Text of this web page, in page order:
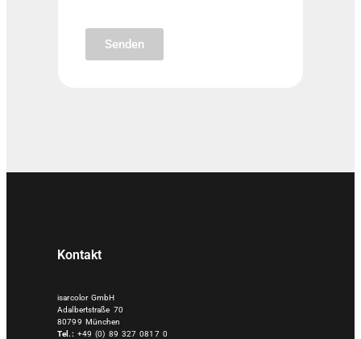
Senden
Kontakt
isarcolor GmbH
Adalbertstraße 70
80799 München
Tel.: +49 (0) 89 327 0817 0